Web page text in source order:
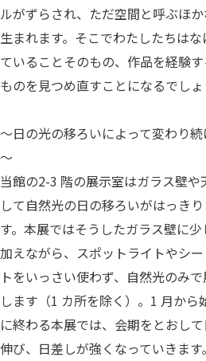
ルがずらされ、ただ空間と呼ぶほ
生まれます。そこでわたしたちはな
ていることそのもの、作品を経験
ものを見つめ直すことになるでしょ
～日の光の移ろいによって変わり
～
当館の2-3 階の展示室はガラス壁や
して自然光の日の移ろいがはっき
す。本展ではそうしたガラス壁に少
加えながら、スポットライトやシ
トをいっさい使わず、自然光のみ
します（1 カ所を除く）。1 月から
に終わる本展では、会期をとおし
伸び、日差しが強くなっていきます